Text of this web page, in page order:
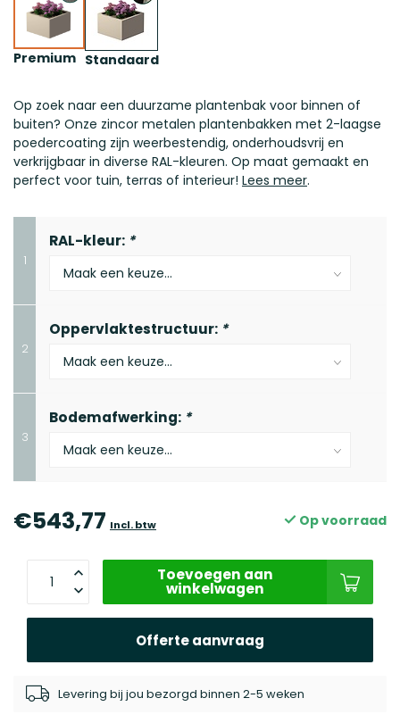
Premium Standaard
Op zoek naar een duurzame plantenbak voor binnen of
buiten? Onze zincor metalen plantenbakken met 2-laagse
poedercoating zijn weerbestendig, onderhoudsvrij en
verkrijgbaar in diverse RAL-kleuren. Op maat gemaakt en
perfect voor tuin, terras of interieur! Lees meer.
1
RAL-kleur: *
2
Oppervlaktestructuur: *
3
Bodemafwerking: *
€543,77 Incl. btw Op voorraad
Toevoegen aan
winkelwagen
Offerte aanvraag
Levering bij jou bezorgd binnen 2-5 weken